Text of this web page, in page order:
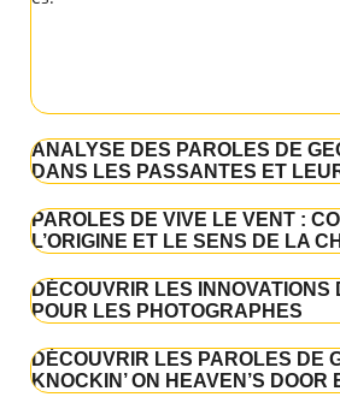
ANALYSE DES PAROLES DE
DANS LES PASSANTES ET
PAROLES DE VIVE LE VENT :
L’ORIGINE ET LE SENS DE LA
DÉCOUVRIR LES INNOVATIONS
POUR LES PHOTOGRAPHES
DÉCOUVRIR LES PAROLES DE
KNOCKIN’ ON HEAVEN’S